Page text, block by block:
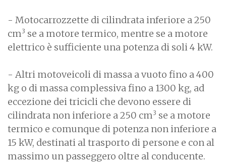
- Motocarrozzette di cilindrata inferiore a 250
cm3 se a motore termico, mentre se a motore
elettrico è sufficiente una potenza di soli 4 kW.
- Altri motoveicoli di massa a vuoto fino a 400
kg o di massa complessiva fino a 1300 kg, ad
eccezione dei tricicli che devono essere di
cilindrata non inferiore a 250 cm3 se a motore
termico e comunque di potenza non inferiore a
15 kW, destinati al trasporto di persone e con al
massimo un passeggero oltre al conducente.